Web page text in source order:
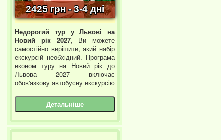
2425 грн - 3-4 дні
Недорогий тур у Львові на
Новий рік 2027, Ви можете
самостійно вирішити, який набір
екскурсій необхідний. Програма
економ туру на Новий рік до
Львова 2027 включає
обов'язкову автобусну екскурсію
Детальніше